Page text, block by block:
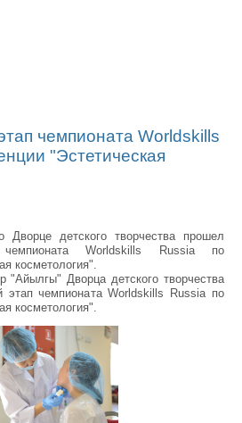
чемпионата Worldskills
"Эстетическая
детского творчества прошел
Worldskills Russia по
косметология".
"Айылгы" Дворца детского творчества
этап чемпионата Worldskills Russia по
косметология".